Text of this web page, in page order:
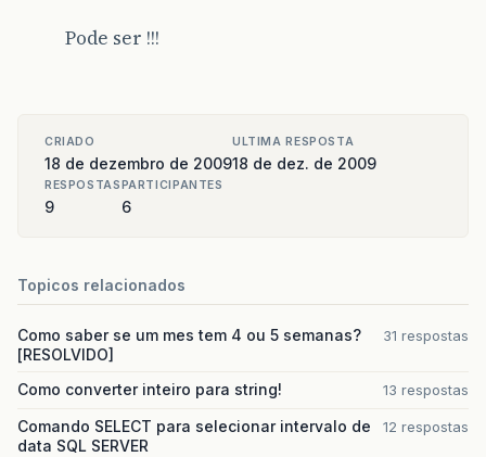
Pode ser !!!
CRIADO
18 de dezembro de 2009
ULTIMA RESPOSTA
18 de dez. de 2009
RESPOSTAS
9
PARTICIPANTES
6
Topicos relacionados
Como saber se um mes tem 4 ou 5 semanas?
[RESOLVIDO]
31 respostas
Como converter inteiro para string! 13 respostas
Comando SELECT para selecionar intervalo de
data SQL SERVER
12 respostas